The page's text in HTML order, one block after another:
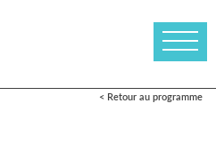
< Retour au programme